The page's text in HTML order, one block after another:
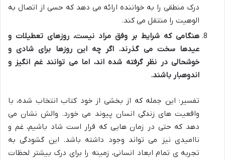
درک منطقی را به خواننده ارائه می دهد که حسی از اتصال به
الوهیت را منتقل می کند.
هنگامی که شرایط بر وفق مراد نیست، روزهای تعطیلات و
عیدها سخت می گذرند. اگر چه این روزها برای شادی و
خوشحالی در نظر گرفته شده اند، اما می توانند غم انگیز و
اندوهبار باشند.
تفسیر: این جمله که از بخشی از خود کتاب انتخاب شده، با
واقعیت های زندگی انسان پیوند می خورد. والش نشان می
دهد که حتی در زمان هایی که قرار است شاد باشیم، غم و
ناامیدی نیز می تواند وجود داشته باشد. این گشودگی به
تجربه ی تمام ابعاد انسانی، زمینه را برای درک بیشتر لحظات